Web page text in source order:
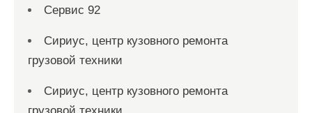
Сервис 92
Сириус, центр кузовного ремонта
грузовой техники
Сириус, центр кузовного ремонта